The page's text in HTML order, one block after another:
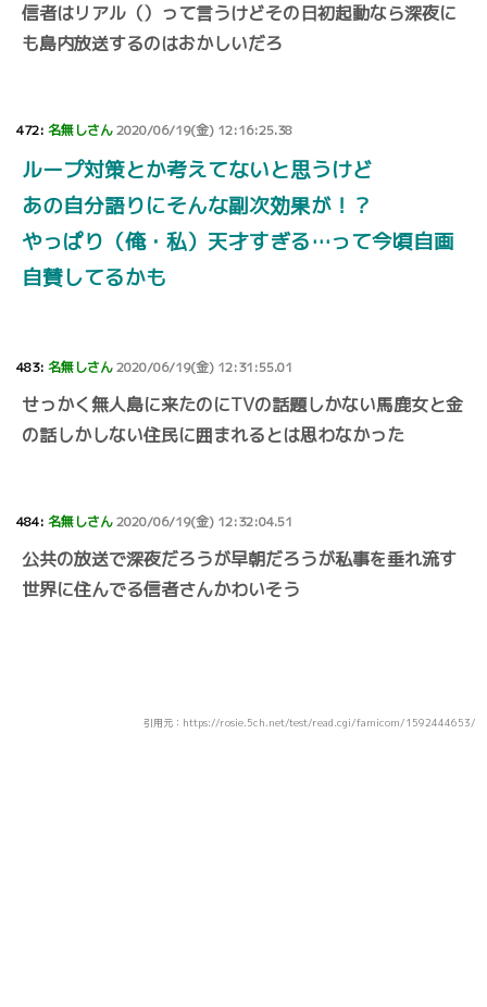
信者はリアル（）って言うけどその日初起動なら深夜に
も島内放送するのはおかしいだろ
472: 名無しさん2020/06/19(金) 12:16:25.38
ループ対策とか考えてないと思うけど
あの自分語りにそんな副次効果が！？
やっぱり（俺・私）天才すぎる…って今頃自画
自賛してるかも
483: 名無しさん2020/06/19(金) 12:31:55.01
せっかく無人島に来たのにTVの話題しかない馬鹿女と金
の話しかしない住民に囲まれるとは思わなかった
484: 名無しさん2020/06/19(金) 12:32:04.51
公共の放送で深夜だろうが早朝だろうが私事を垂れ流す
世界に住んでる信者さんかわいそう
引用元：https://rosie.5ch.net/test/read.cgi/famicom/1592444653/